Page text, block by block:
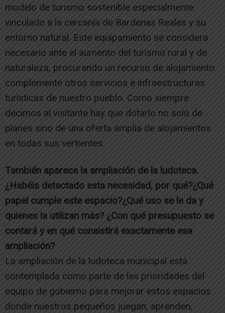
modelo de turismo sostenible especialmente
vinculado a la cercanía de Bardenas Reales y su
entorno natural. Este equipamiento se considera
necesario ante el aumento del turismo rural y de
naturaleza, procurando un recurso de alojamiento
complemente otros servicios e infraestructuras
turísticas de nuestro pueblo. Como siempre
decimos al visitante hay que dotarlo no solo de
planes sino de una oferta amplia de alojamientos
en todas sus vertientes.
También aparece la ampliación de la ludoteca.
¿Habéis detectado esta necesidad, por qué?¿Qué
papel cumple este espacio?¿Qué uso se le da y
quienes la utilizan más? ¿Con qué presupuesto se
contará y en qué consistirá exactamente esa
ampliación?
La ampliación de la ludoteca municipal está
contemplada como parte de las prioridades del
equipo de gobierno para mejorar estos espacios
donde nuestros pequeños juegan, aprenden,